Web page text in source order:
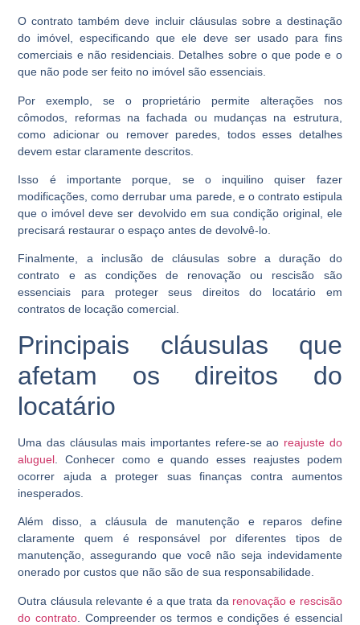
O contrato também deve incluir cláusulas sobre a destinação
do imóvel, especificando que ele deve ser usado para fins
comerciais e não residenciais. Detalhes sobre o que pode e o
que não pode ser feito no imóvel são essenciais.
Por exemplo, se o proprietário permite alterações nos
cômodos, reformas na fachada ou mudanças na estrutura,
como adicionar ou remover paredes, todos esses detalhes
devem estar claramente descritos.
Isso é importante porque, se o inquilino quiser fazer
modificações, como derrubar uma parede, e o contrato estipula
que o imóvel deve ser devolvido em sua condição original, ele
precisará restaurar o espaço antes de devolvê-lo.
Finalmente, a inclusão de cláusulas sobre a duração do
contrato e as condições de renovação ou rescisão são
essenciais para proteger seus direitos do locatário em
contratos de locação comercial.
Principais cláusulas que
afetam os direitos do
locatário
Uma das cláusulas mais importantes refere-se ao reajuste do
aluguel . Conhecer como e quando esses reajustes podem
ocorrer ajuda a proteger suas finanças contra aumentos
inesperados.
Além disso, a cláusula de manutenção e reparos define
claramente quem é responsável por diferentes tipos de
manutenção, assegurando que você não seja indevidamente
onerado por custos que não são de sua responsabilidade.
Outra cláusula relevante é a que trata da renovação e rescisão
do contrato . Compreender os termos e condições é essencial